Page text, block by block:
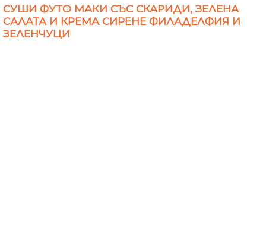
СУШИ ФУТО МАКИ СЪС СКАРИДИ, ЗЕЛЕНА
САЛАТА И КРЕМА СИРЕНЕ ФИЛАДЕЛФИЯ И
ЗЕЛЕНЧУЦИ